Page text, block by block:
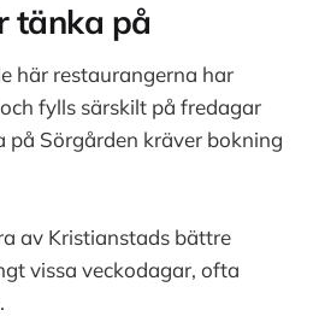
tänka på
här restaurangerna har
fylls särskilt på fredagar
på Sörgården kräver bokning
av Kristianstads bättre
vissa veckodagar, ofta